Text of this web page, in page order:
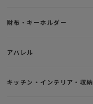
財布・キーホルダー
アパレル
キッチン・インテリア・収納